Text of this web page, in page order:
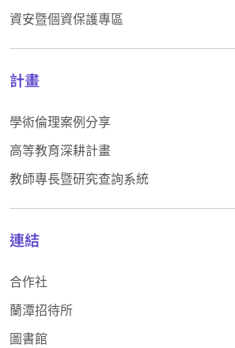
資安暨個資保護專區
計畫
學術倫理案例分享
高等教育深耕計畫
教師專長暨研究查詢系統
連結
合作社
蘭潭招待所
圖書館